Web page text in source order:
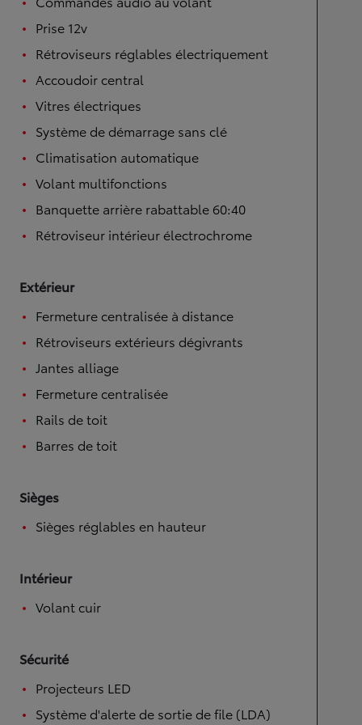
Prise 12v
Rétroviseurs réglables électriquement
Accoudoir central
Vitres électriques
Système de démarrage sans clé
Climatisation automatique
Volant multifonctions
Banquette arrière rabattable 60:40
Rétroviseur intérieur électrochrome
Extérieur
Fermeture centralisée à distance
Rétroviseurs extérieurs dégivrants
Jantes alliage
Fermeture centralisée
Rails de toit
Barres de toit
Sièges
Sièges réglables en hauteur
Intérieur
Volant cuir
Sécurité
Projecteurs LED
Système d'alerte de sortie de file (LDA)